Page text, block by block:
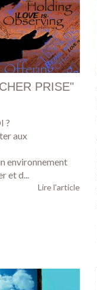
PRISE"
?
aux
environnement
et d...
Lire l'article